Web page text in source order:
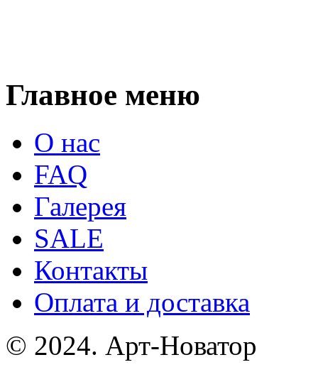
Главное меню
О нас
FAQ
Галерея
SALE
Контакты
Оплата и доставка
© 2024. Арт-Новатор